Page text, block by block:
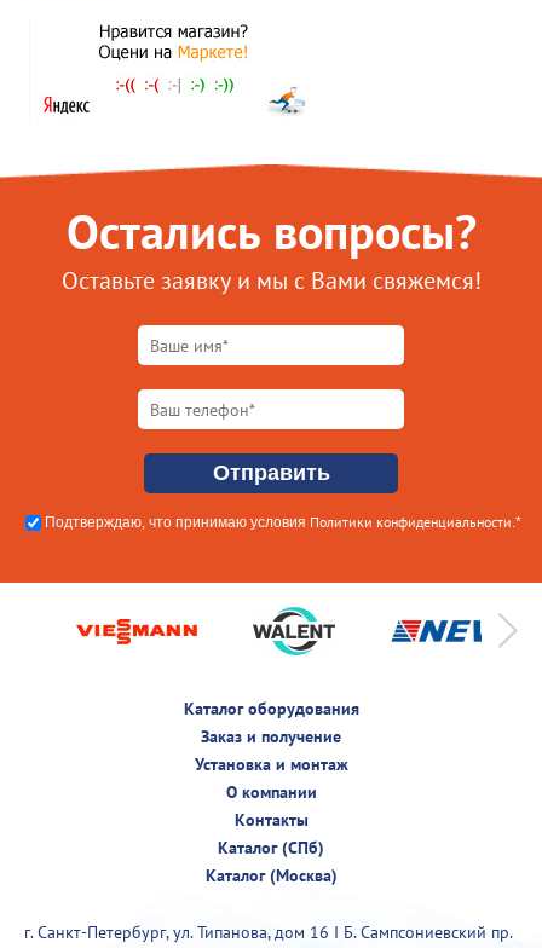
Остались вопросы?
Оставьте заявку и мы с Вами свяжемся!
Подтверждаю, что принимаю условия Политики конфиденциальности .*
Каталог оборудования
Заказ и получение
Установка и монтаж
О компании
Контакты
Каталог (СПб)
Каталог (Москва)
г. Санкт-Петербург, ул. Типанова, дом 16 I Б. Сампсониевский пр.